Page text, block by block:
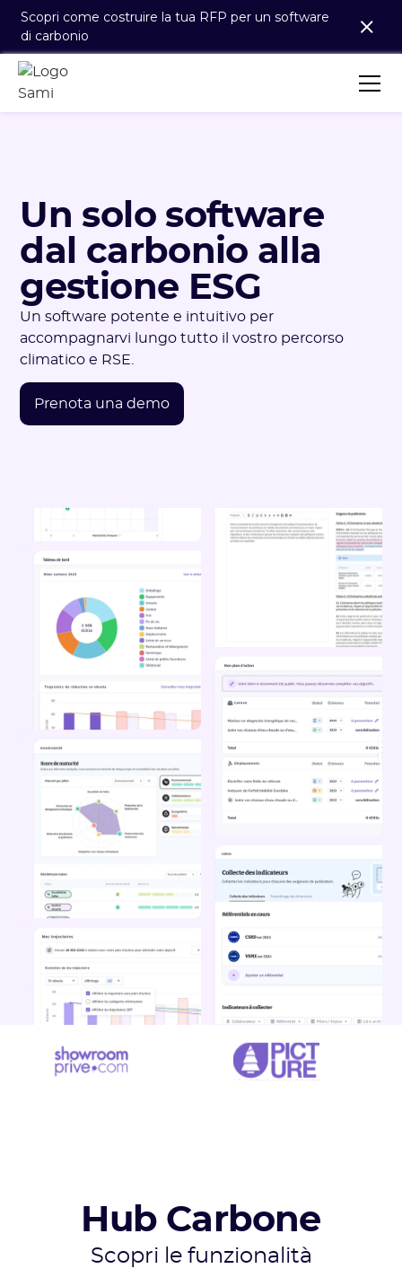
Scopri come costruire la tua RFP per un software
di carbonio
Un solo software
dal carbonio alla
gestione ESG
Un software potente e intuitivo per
accompagnarvi lungo tutto il vostro percorso
climatico e RSE.
Prenota una demo
Hub Carbone
Scopri le funzionalità